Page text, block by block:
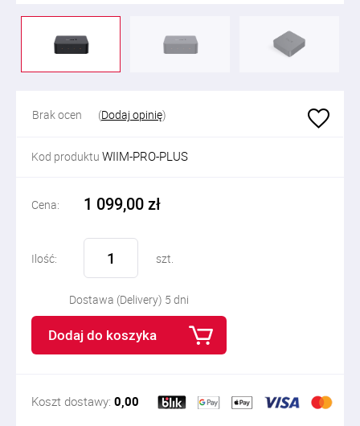
Brak ocen (Dodaj opinię)
Kod produktu WIIM-PRO-PLUS
Cena: 1 099,00 zł
Ilość: szt.
Dostawa (Delivery) 5 dni
Dodaj do koszyka
Koszt dostawy: 0,00